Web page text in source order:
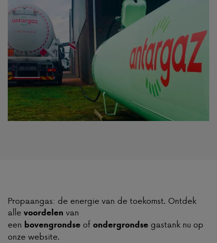
Propaangas: de energie van de toekomst. Ontdek
alle voordelen van
een bovengrondse of ondergrondse gastank nu op
onze website.